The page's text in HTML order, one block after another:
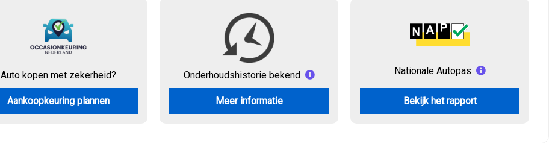
Auto kopen met zekerheid?
Aankoopkeuring plannen
Onderhoudshistorie bekend
Meer informatie
Nationale Autopas
Bekijk het rapport